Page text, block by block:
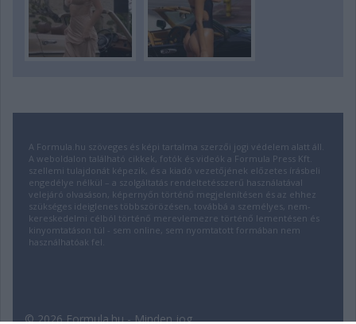
A Formula.hu szöveges és képi tartalma szerzői jogi védelem alatt áll.
A weboldalon található cikkek, fotók és videók a Formula Press Kft.
szellemi tulajdonát képezik, és a kiadó vezetőjének előzetes írásbeli
engedélye nélkül – a szolgáltatás rendeltetésszerű használatával
velejáró olvasáson, képernyőn történő megjelenítésen és az ehhez
szükséges ideiglenes többszörözésen, továbbá a személyes, nem-
kereskedelmi célból történő merevlemezre történő lementésen és
kinyomtatáson túl - sem online, sem nyomtatott formában nem
használhatóak fel.
© 2026 Formula.hu - Minden jog